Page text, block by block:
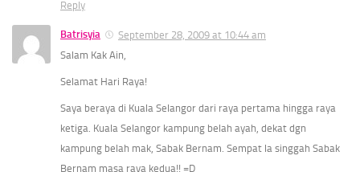
Reply
Batrisyia
September 28, 2009 at 10:44 am
Salam Kak Ain,
Selamat Hari Raya!
Saya beraya di Kuala Selangor dari raya pertama hingga raya
ketiga. Kuala Selangor kampung belah ayah, dekat dgn
kampung belah mak, Sabak Bernam. Sempat la singgah Sabak
Bernam masa raya kedua!! =D